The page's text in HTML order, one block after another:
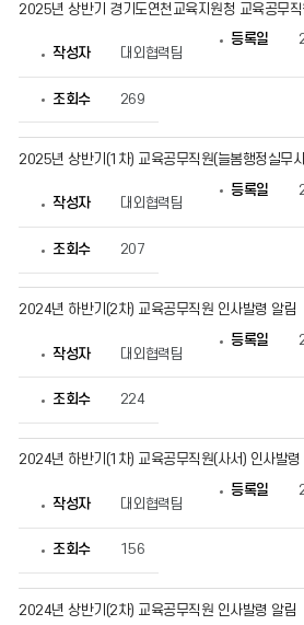
2025년 상반기 경기도연천교육지원청 교육공무
작성자 대외협력팀
등록일
조회수 269
2025년 상반기(1차) 교육공무직원(늘봄행정실무
작성자 대외협력팀
등록일
조회수 207
2024년 하반기(2차) 교육공무직원 인사발령 알림
작성자 대외협력팀
등록일
조회수 224
2024년 하반기(1차) 교육공무직원(사서) 인사발령
작성자 대외협력팀
등록일
조회수 156
2024년 상반기(2차) 교육공무직원 인사발령 알림